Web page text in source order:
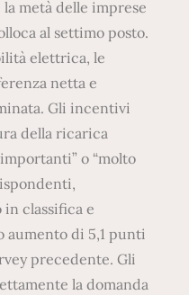
metà delle imprese
al settimo posto.
elettrica, le
netta e
Gli incentivi
della ricarica
o “molto
classifica e
di 5,1 punti
precedente. Gli
la domanda